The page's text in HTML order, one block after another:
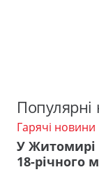
Гарячі новини
У Житомирі
18-річного